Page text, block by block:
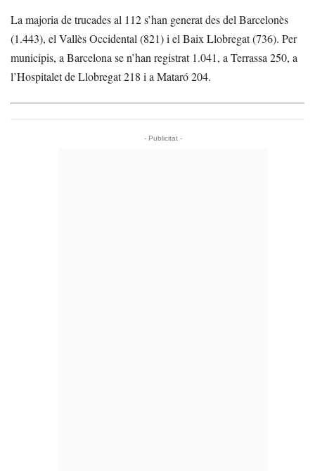
La majoria de trucades al 112 s’han generat des del Barcelonès
(1.443), el Vallès Occidental (821) i el Baix Llobregat (736). Per
municipis, a Barcelona se n’han registrat 1.041, a Terrassa 250, a
l’Hospitalet de Llobregat 218 i a Mataró 204.
- Publicitat -